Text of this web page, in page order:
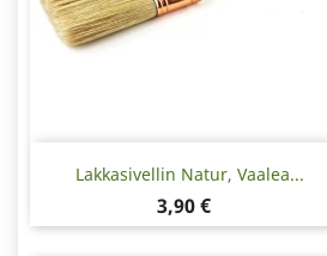
Lakkasivellin Natur, Vaalea...
Hinta
3,90 €